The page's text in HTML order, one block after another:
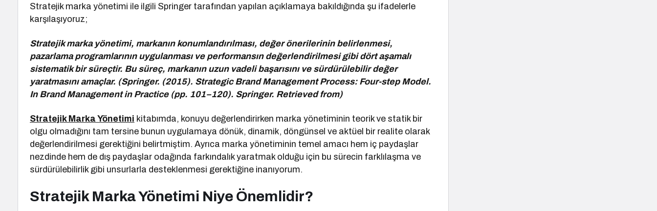
Stratejik marka yönetimi ile ilgili Springer tarafından yapılan açıklamaya bakıldığında şu ifadelerle
karşılaşıyoruz;
Stratejik marka yönetimi, markanın konumlandırılması, değer önerilerinin belirlenmesi,
pazarlama programlarının uygulanması ve performansın değerlendirilmesi gibi dört aşamalı
sistematik bir süreçtir. Bu süreç, markanın uzun vadeli başarısını ve sürdürülebilir değer
yaratmasını amaçlar. (Springer. (2015). Strategic Brand Management Process: Four-step Model.
In Brand Management in Practice (pp. 101–120). Springer. Retrieved from)
Stratejik Marka Yönetimi kitabımda, konuyu değerlendirirken marka yönetiminin teorik ve statik bir
olgu olmadığını tam tersine bunun uygulamaya dönük, dinamik, döngünsel ve aktüel bir realite olarak
değerlendirilmesi gerektiğini belirtmiştim. Ayrıca marka yönetiminin temel amacı hem iç paydaşlar
nezdinde hem de dış paydaşlar odağında farkındalık yaratmak olduğu için bu sürecin farklılaşma ve
sürdürülebilirlik gibi unsurlarla desteklenmesi gerektiğine inanıyorum.
Stratejik Marka Yönetimi Niye Önemlidir?